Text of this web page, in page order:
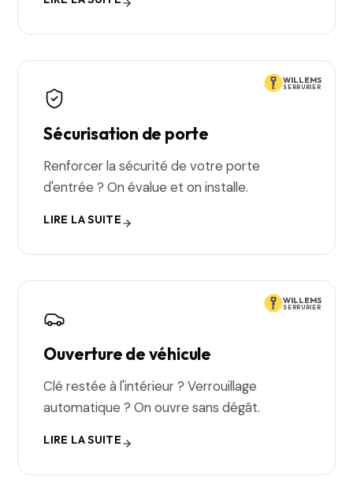
WILLEMS
SERRURIER
Sécurisation de porte
Renforcer la sécurité de votre porte
d'entrée ? On évalue et on installe.
LIRE LA SUITE
WILLEMS
SERRURIER
Ouverture de véhicule
Clé restée à l'intérieur ? Verrouillage
automatique ? On ouvre sans dégât.
LIRE LA SUITE